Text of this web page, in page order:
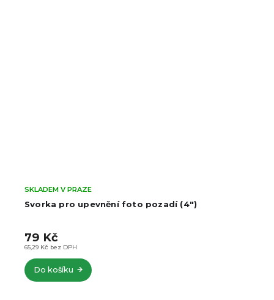
Svorka pro upevnění foto pozadí (4")
SKLADEM V PRAZE
65,29 Kč bez DPH
79 Kč
Do košíku